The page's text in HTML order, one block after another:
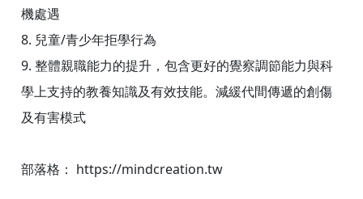
機處遇
8. 兒童/青少年拒學行為
9. 整體親職能力的提升，包含更好的覺察調節能力與科
學上支持的教養知識及有效技能。減緩代間傳遞的創傷
及有害模式
部落格： https://mindcreation.tw